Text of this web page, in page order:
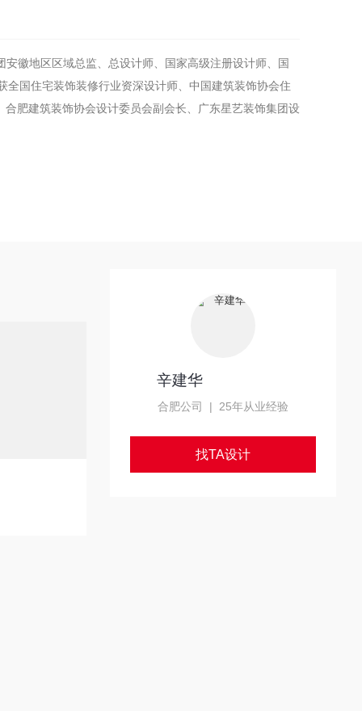
徽地区区域总监、总设计师、国家高级注册设计师、国
国住宅装饰装修行业资深设计师、中国建筑装饰协会住
肥建筑装饰协会设计委员会副会长、广东星艺装饰集团设
辛建华
合肥公司 | 25年从业经验
找TA设计